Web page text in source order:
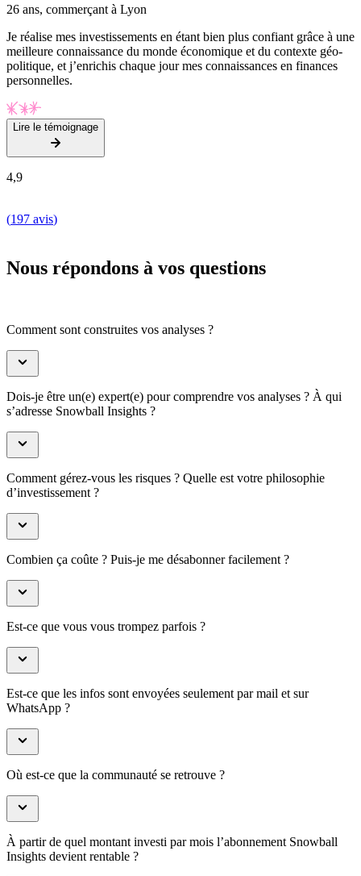
26 ans, commerçant à Lyon
Je réalise mes investissements en étant bien plus confiant grâce à une
meilleure connaissance du monde économique et du contexte géo-
politique, et j’enrichis chaque jour mes connaissances en finances
personnelles.
Lire le témoignage
4,9
(197 avis)
Nous répondons à vos questions
Comment sont construites vos analyses ?
Dois-je être un(e) expert(e) pour comprendre vos analyses ? À qui
s’adresse Snowball Insights ?
Comment gérez-vous les risques ? Quelle est votre philosophie
d’investissement ?
Combien ça coûte ? Puis-je me désabonner facilement ?
Est-ce que vous vous trompez parfois ?
Est-ce que les infos sont envoyées seulement par mail et sur
WhatsApp ?
Où est-ce que la communauté se retrouve ?
À partir de quel montant investi par mois l’abonnement Snowball
Insights devient rentable ?